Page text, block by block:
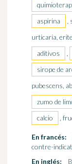
aspirina
,
urticaria,
aditivos
,
sirope de
pubescens,
zumo de
calcio
,
En francés:
contre-
En inglés: